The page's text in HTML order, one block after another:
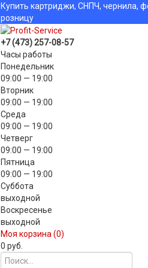
Купить картриджи, СНПЧ, чернила,
розницу
+7 (473) 257-08-57
Часы работы
Понедельник
09:00 — 19:00
Вторник
09:00 — 19:00
Среда
09:00 — 19:00
Четверг
09:00 — 19:00
Пятница
09:00 — 19:00
Суббота
выходной
Воскресенье
выходной
Моя корзина (0)
0 руб.